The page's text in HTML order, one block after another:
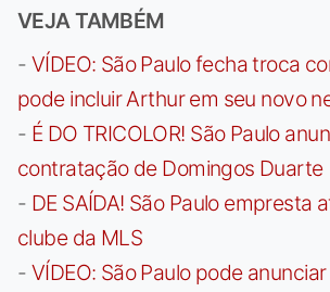
VEJA TAMBÉM
- VÍDEO: São Paulo fecha troca
pode incluir Arthur em seu novo
- É DO TRICOLOR! São Paulo
contratação de Domingos Duarte
- DE SAÍDA! São Paulo empresta
clube da MLS
- VÍDEO: São Paulo pode